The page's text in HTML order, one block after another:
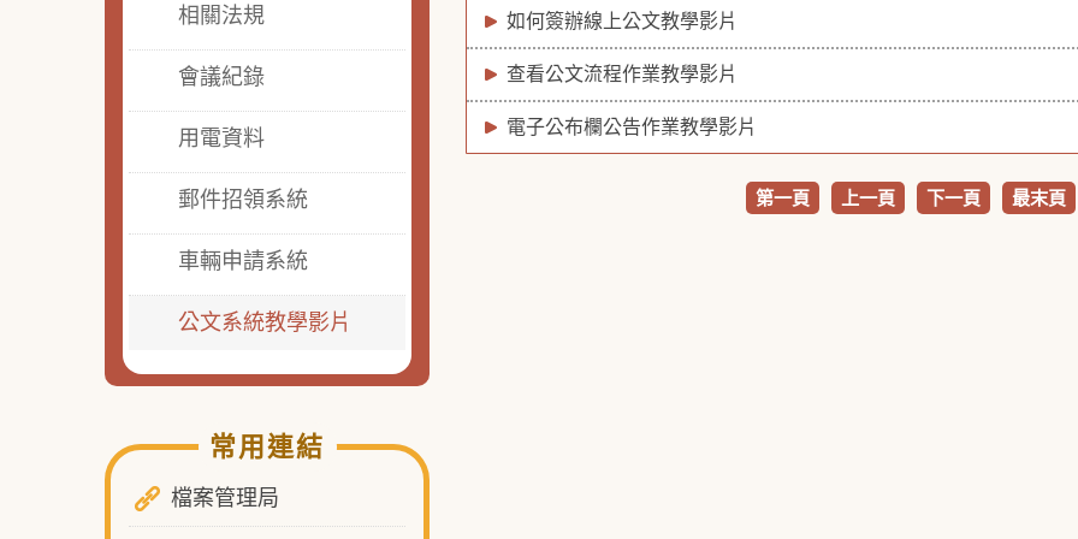
相關法規
會議紀錄
用電資料
郵件招領系統
車輛申請系統
公文系統教學影片
常用連結
檔案管理局
如何簽辦線上公文教學影片
查看公文流程作業教學影片
電子公布欄公告作業教學影片
第一頁 上一頁 下一頁 最末頁